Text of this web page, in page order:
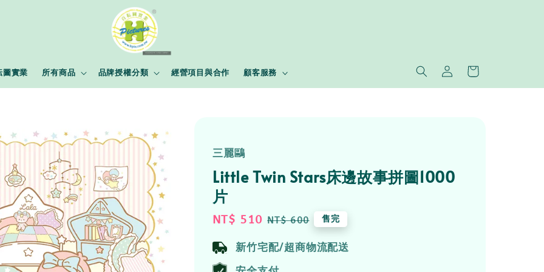
圖實業 所有商品 品牌授權分類 經營項目與合作 顧客服務
三麗鷗
Little Twin Stars床邊故事拼圖1000
片
Sale
NT$ 510 Regular
NT$ 600 售完
新竹宅配/超商物流配送